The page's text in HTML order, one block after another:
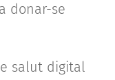
donar-se
salut digital